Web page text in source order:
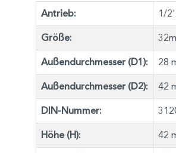
Antrieb: 1/
Größe:
Außendurchmesser (D1): 28
Außendurchmesser (D2): 42
DIN-Nummer:
Höhe (H): 42